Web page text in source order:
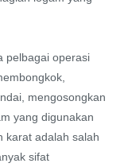
pelbagai operasi
mengosongkan
yang digunakan
karat adalah salah
sifat